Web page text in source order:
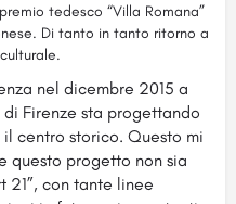
tedesco “Villa Romana”
Di tanto in tanto ritorno a
nel dicembre 2015 a
Firenze sta progettando
centro storico. Questo mi
questo progetto non sia
21”, con tante linee